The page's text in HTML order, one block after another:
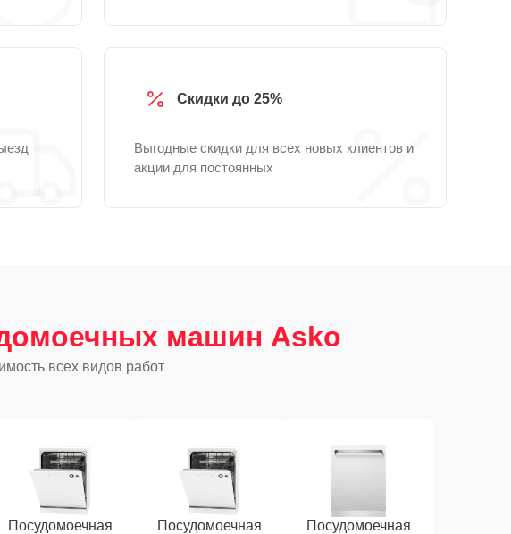
Скидки до 25%
Выгодные скидки для всех новых клиентов и
акции для постоянных
машин Asko
всех видов работ
Посудомоечная
Посудомоечная
Посудомоечная